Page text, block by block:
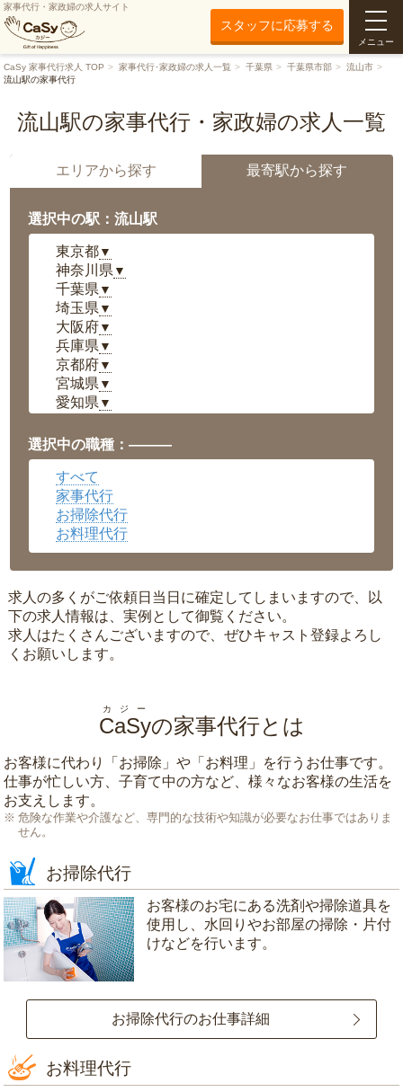
家事代行・家政婦の求人サイト
スタッフに応募する
メニュー
CaSy 家事代行求人 TOP 家事代行･家政婦の求人一覧 千葉県 千葉県市部
流山市
流山駅の家事代行
流山駅の家事代行・家政婦の求人一覧
エリアから探す 最寄駅から探す
選択中の駅：流山駅
東京都▼
神奈川県 ▼
千葉県 ▼
埼玉県 ▼
大阪府▼
兵庫県 ▼
京都府▼
宮城県 ▼
愛知県 ▼
岡山県▼
広島県▼
沖縄県
選択中の職種：———
すべて
家事代行
お掃除代行
お料理代行
求人の多くがご依頼日当日に確定してしまいますので、以
下の求人情報は、実例として御覧ください。
求人はたくさんございますので、ぜひキャスト登録よろし
くお願いします。
CaSy
カジー
の家事代行とは
お客様に代わり「 お掃除 」や「 お料理 」を行うお仕事です。
仕事が忙しい方、子育て中の方など、様々なお客様の生活を
お支えします。
危険な作業や介護など、専門的な技術や知識が必要なお仕事ではありま
せん。
お掃除代行
お客様のお宅にある洗剤や掃除道具を
使用し、水回りやお部屋の掃除・片付
けなどを行います。
お掃除代行のお仕事詳細
お料理代行